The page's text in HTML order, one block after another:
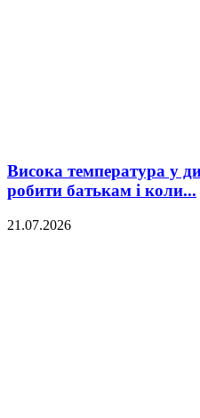
Висока температура у
робити батькам і коли...
21.07.2026